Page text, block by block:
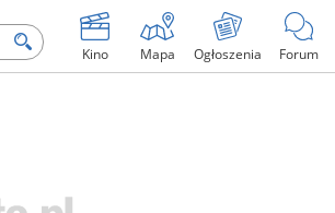
Kino Mapa Ogłoszenia Forum